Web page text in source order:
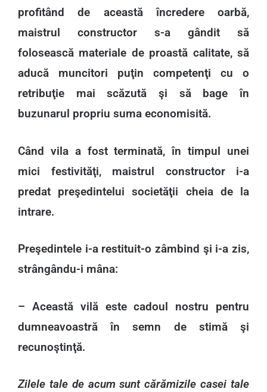
profitând de această încredere oarbă,
maistrul constructor s-a gândit să
folosească materiale de proastă calitate, să
aducă muncitori puţin competenţi cu o
retribuţie mai scăzută şi să bage în
buzunarul propriu suma economisită.
Când vila a fost terminată, în timpul unei
mici festivităţi, maistrul constructor i-a
predat preşedintelui societăţii cheia de la
intrare.
Preşedintele i-a restituit-o zâmbind şi i-a zis,
strângându-i mâna:
– Această vilă este cadoul nostru pentru
dumneavoastră în semn de stimă şi
recunoştinţă.
Zilele tale de acum sunt cărămizile casei tale